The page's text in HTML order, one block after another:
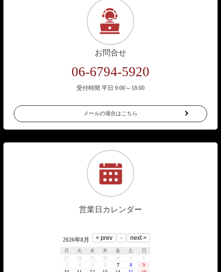
お問合せ
06-6794-5920
受付時間 平日 9:00～18:00
メールの場合はこちら
営業日カレンダー